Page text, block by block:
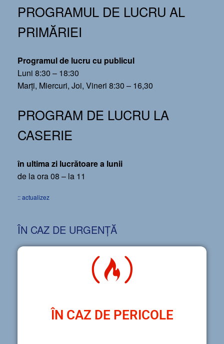
PROGRAMUL DE LUCRU AL
PRIMĂRIEI
Programul de lucru cu publicul
Luni 8:30 – 18:30
Marți, Miercuri, Joi, Vineri 8:30 – 16,30
PROGRAM DE LUCRU LA
CASERIE
în ultima zi lucrătoare a lunii
de la ora 08 – la 11
:: actualizez
ÎN CAZ DE URGENȚĂ
ÎN CAZ DE PERICOLE